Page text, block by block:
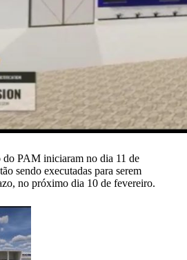
do PAM iniciaram no dia 11 de
sendo executadas para serem
no próximo dia 10 de fevereiro.